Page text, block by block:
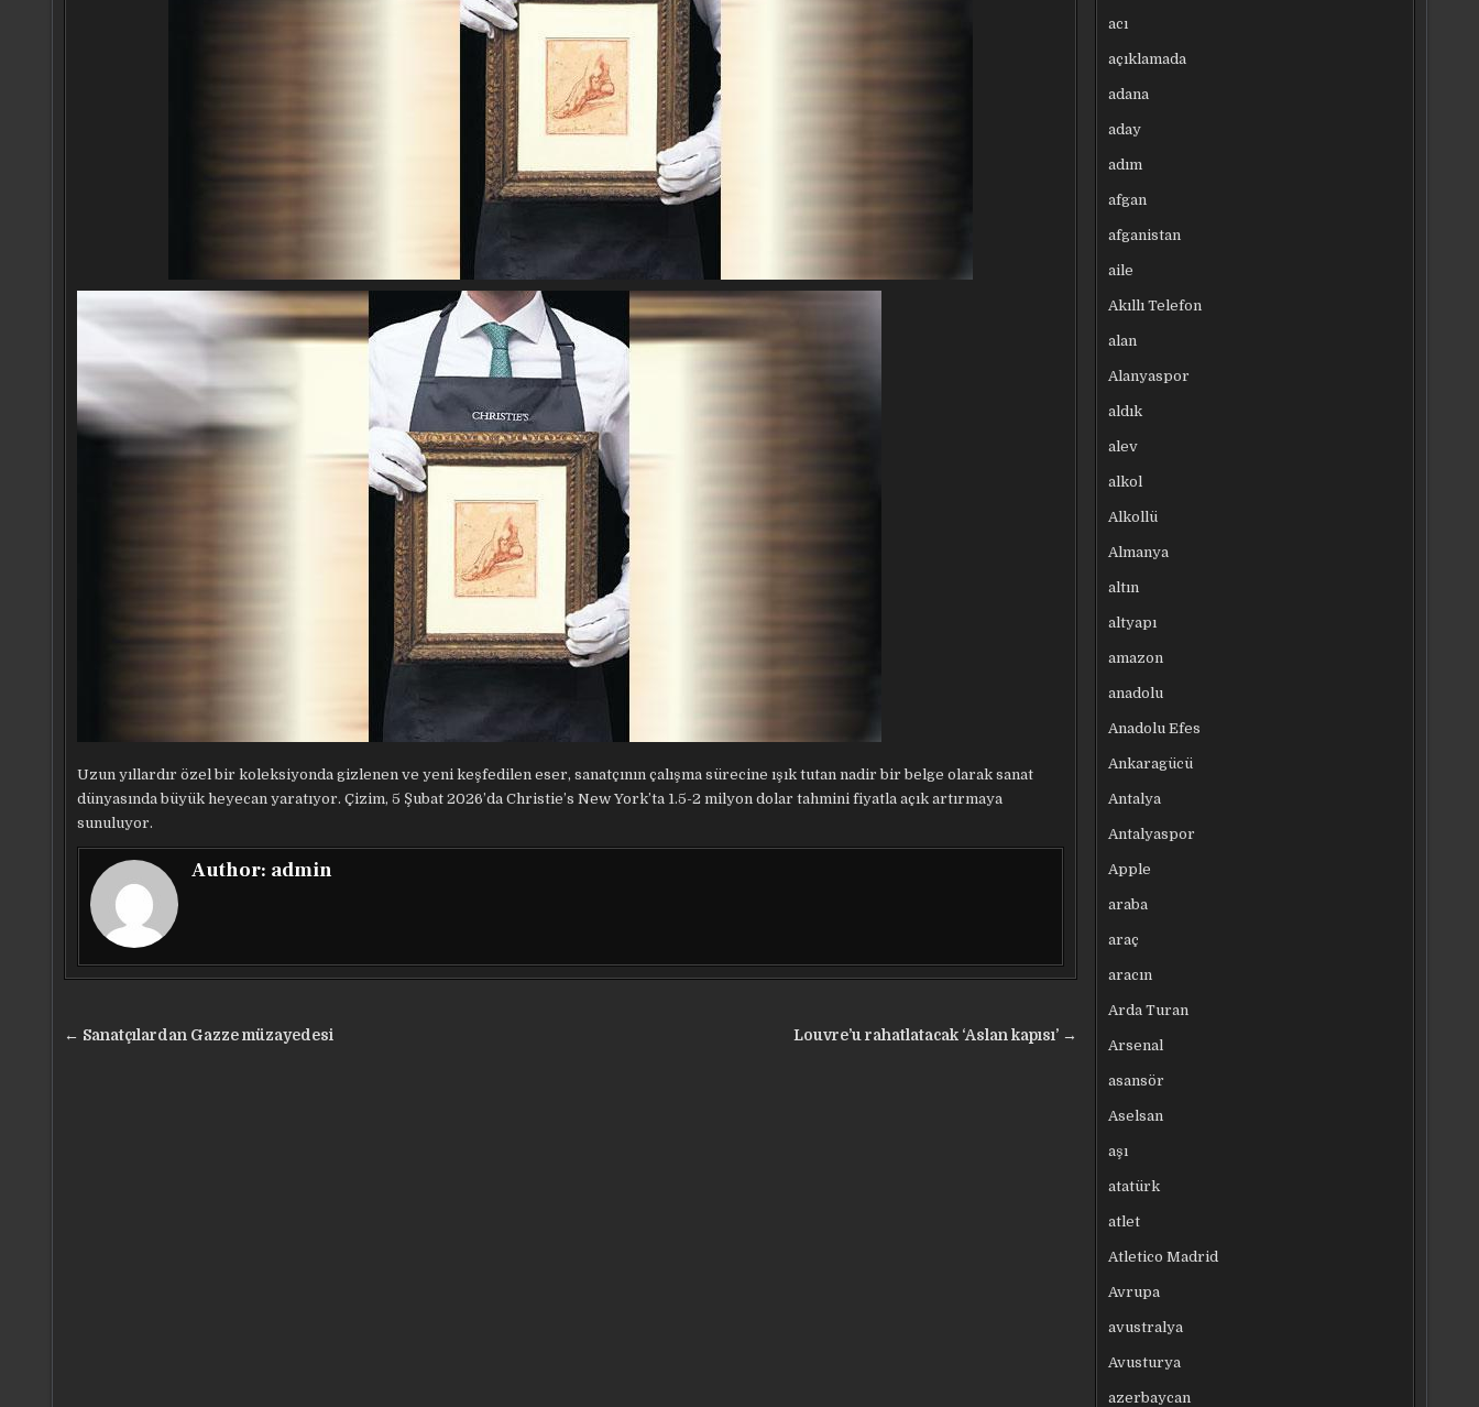
Uzun yıllardır özel bir koleksiyonda gizlenen ve yeni keşfedilen eser, sanatçının çalışma sürecine ışık tutan nadir bir belge olarak sanat
dünyasında büyük heyecan yaratıyor. Çizim, 5 Şubat 2026’da Christie’s New York’ta 1.5-2 milyon dolar tahmini fiyatla açık artırmaya
sunuluyor.
Author: admin
Yazı Louvre’u rahatlatacak ‘Aslan kapısı’ →
← Sanatçılardan Gazze müzayedesi
acı
açıklamada
adana
aday
adım
afgan
afganistan
aile
Akıllı Telefon
alan
Alanyaspor
aldık
alev
alkol
Alkollü
Almanya
altın
altyapı
amazon
anadolu
Anadolu Efes
Ankaragücü
Antalya
Antalyaspor
Apple
araba
araç
aracın
Arda Turan
Arsenal
asansör
Aselsan
aşı
atatürk
atlet
Atletico Madrid
Avrupa
avustralya
Avusturya
azerbaycan